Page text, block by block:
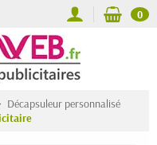
0
Décapsuleur personnalisé